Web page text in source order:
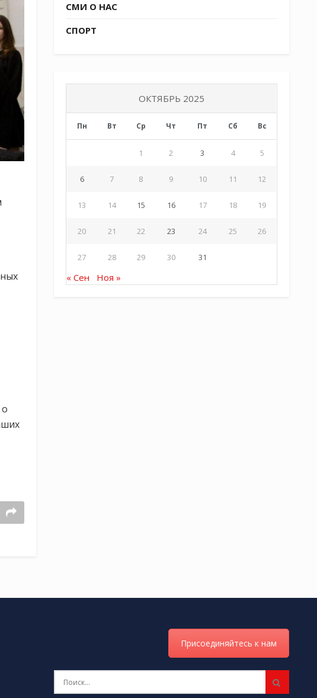
СМИ О НАС
СПОРТ
ОКТЯБРЬ 2025
Пн Вт Ср Чт Пт Сб Вс
1 2 3 4 5
6 7 8 9 10 11 12
13 14 15 16 17 18 19
20 21 22 23 24 25 26
27 28 29 30 31
« Сен Ноя »
Присоединяйтесь к нам